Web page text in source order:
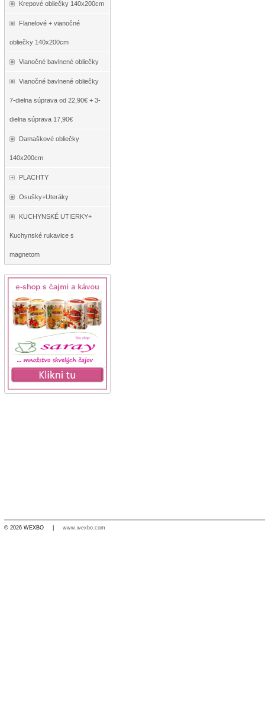
Krepové obliečky 140x200cm
Flanelové + vianočné
obliečky 140x200cm
Vianočné bavlnené obliečky
Vianočné bavlnené obliečky
7-dielna súprava od 22,90€ + 3-
dielna súprava 17,90€
Damaškové obliečky
140x200cm
PLACHTY
Osušky+Uteráky
KUCHYNSKÉ UTIERKY+
Kuchynské rukavice s
magnetom
© 2026 WEXBO | www.wexbo.com